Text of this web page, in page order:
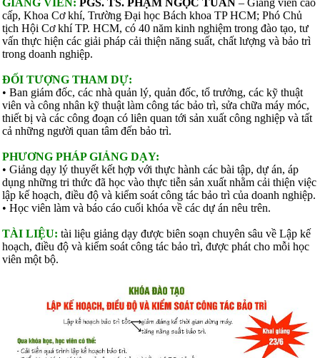
GIẢNG VIÊN: PGS. TS. PHẠM NGỌC TUẤN – Giảng viên cao
cấp, Khoa Cơ khí, Trường Đại học Bách khoa TP HCM; Phó Chủ
tịch Hội Cơ khí TP. HCM, có 40 năm kinh nghiệm trong đào tạo, tư
vấn thực hiện các giải pháp cải thiện năng suất, chất lượng và bảo trì
trong doanh nghiệp.
ĐỐI TƯỢNG THAM DỰ:
• Ban giám đốc, các nhà quản lý, quản đốc, tổ trưởng, các kỹ thuật
viên và công nhân kỹ thuật làm công tác bảo trì, sửa chữa máy móc,
thiết bị và các công đoạn có liên quan tới sản xuất công nghiệp và tất
cả những người quan tâm đến bảo trì.
PHƯƠNG PHÁP GIẢNG DẠY:
• Giảng dạy lý thuyết kết hợp với thực hành các bài tập, dự án, áp
dụng những tri thức đã học vào thực tiễn sản xuất nhằm cải thiện việc
lập kế hoạch, điều độ và kiểm soát công tác bảo trì của doanh nghiệp.
• Học viên làm và báo cáo cuối khóa về các dự án nêu trên.
TÀI LIỆU: tài liệu giảng dạy được biên soạn chuyên sâu về Lập kế
hoạch, điều độ và kiểm soát công tác bảo trì, được phát cho mỗi học
viên một bộ.